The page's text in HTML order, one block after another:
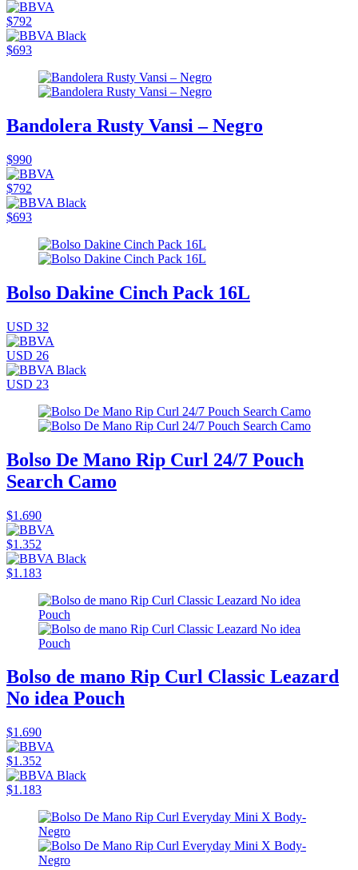
$792
$693
Bandolera Rusty Vansi – Negro
$990
$792
$693
Bolso Dakine Cinch Pack 16L
USD 32
USD 26
USD 23
Bolso De Mano Rip Curl 24/7 Pouch
Search Camo
$1.690
$1.352
$1.183
Bolso de mano Rip Curl Classic Leazard
No idea Pouch
$1.690
$1.352
$1.183